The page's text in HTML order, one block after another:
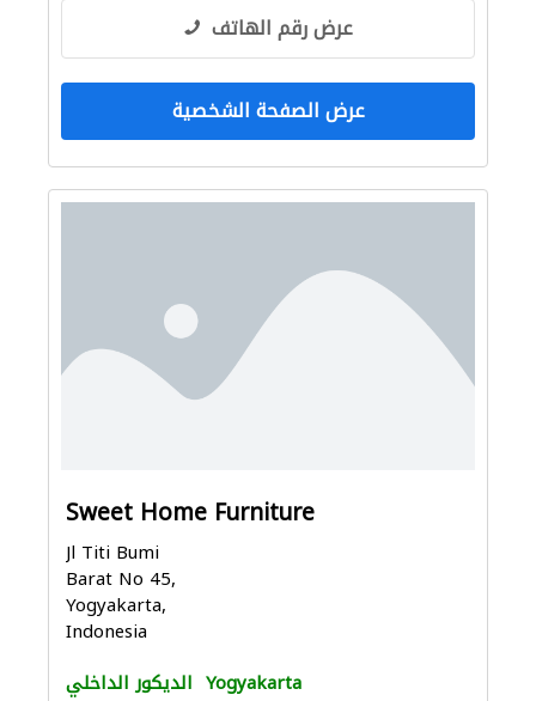
عرض رقم الهاتف
عرض الصفحة الشخصية
Sweet Home Furniture
Jl Titi Bumi
Barat No 45,
Yogyakarta,
Indonesia
الديكور الداخلي Yogyakarta